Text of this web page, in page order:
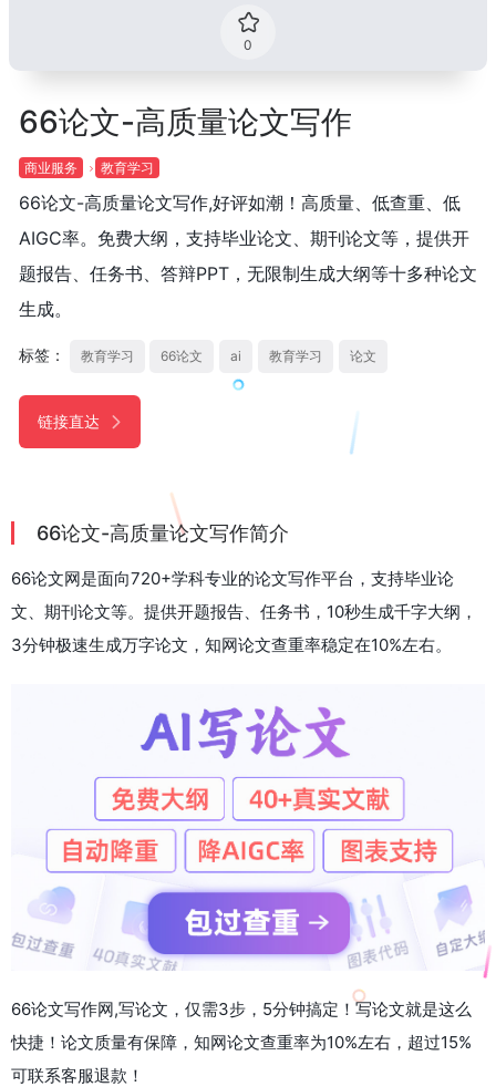
0
66论文-高质量论文写作
商业服务 教育学习
66论文-高质量论文写作,好评如潮！高质量、低查重、低
AIGC率。免费大纲，支持毕业论文、期刊论文等，提供开
题报告、任务书、答辩PPT，无限制生成大纲等十多种论文
生成。
标签： 教育学习 66论文 ai 教育学习 论文
链接直达
66论文-高质量论文写作简介
66论文网是面向720+学科专业的论文写作平台，支持毕业论
文、期刊论文等。提供开题报告、任务书，10秒生成千字大纲，
3分钟极速生成万字论文，知网论文查重率稳定在10%左右。
66论文写作网,写论文，仅需3步，5分钟搞定！写论文就是这么
快捷！论文质量有保障，知网论文查重率为10%左右，超过15%
可联系客服退款！